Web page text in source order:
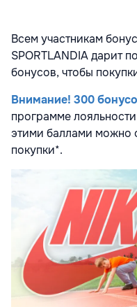
Всем участникам
SPORTLANDIA дарит
бонусов, чтобы
Внимание! 300
программе
этими баллами можно
покупки*.